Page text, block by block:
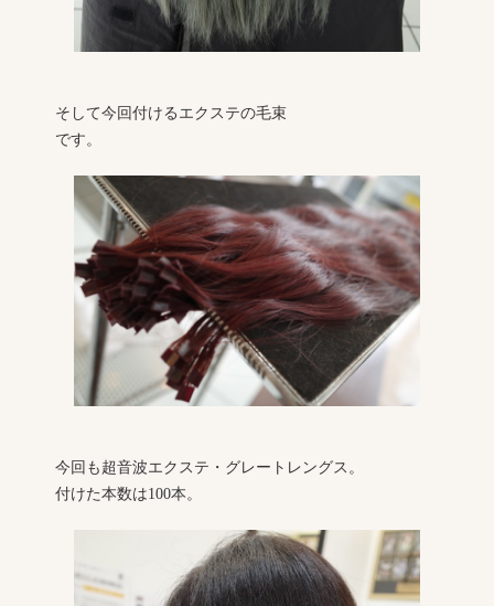
そして今回付けるエクステの毛束
です。
今回も超音波エクステ・グレートレングス。
付けた本数は100本。